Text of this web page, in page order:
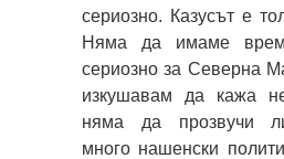
сериозно. Казусът е
Няма да имаме
сериозно за Северна
изкушавам да кажа
няма да прозвучи
много нашенски